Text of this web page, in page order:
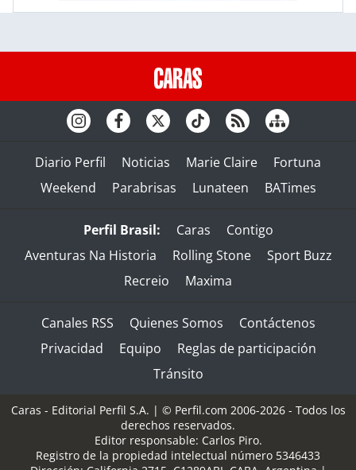
Diario Perfil Noticias Marie Claire
Fortuna
Weekend
Parabrisas Lunateen BATimes
Perfil Brasil: Caras
Contigo
Aventuras Na Historia
Rolling Stone
Sport Buzz
Recreio
Maxima
Canales RSS Quienes Somos
Contáctenos
Privacidad
Equipo
Reglas de participación
Tránsito
Caras - Editorial Perfil S.A. | © Perfil.com 2006-2026 - Todos los
derechos reservados.
Editor responsable: Carlos Piro.
Registro de la propiedad intelectual número 5346433